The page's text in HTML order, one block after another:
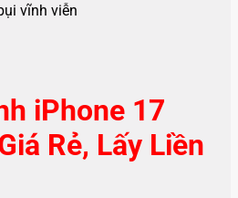
vĩnh viễn
iPhone 17
Rẻ, Lấy Liền